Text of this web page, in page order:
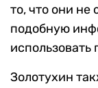
то, что они не
подобную
использовать
Золотухин